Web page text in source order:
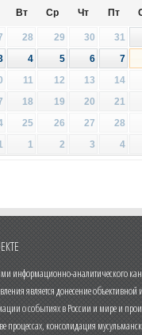
Вт Ср Чт Пт
28 29 30 31
4 5 6 7
11 12 13 14
18 19 20 21
25 26 27 28
1 2 3 4
информационно-аналитического
является донесение объективной
о событиях в России и мире и
процессах, консолидация